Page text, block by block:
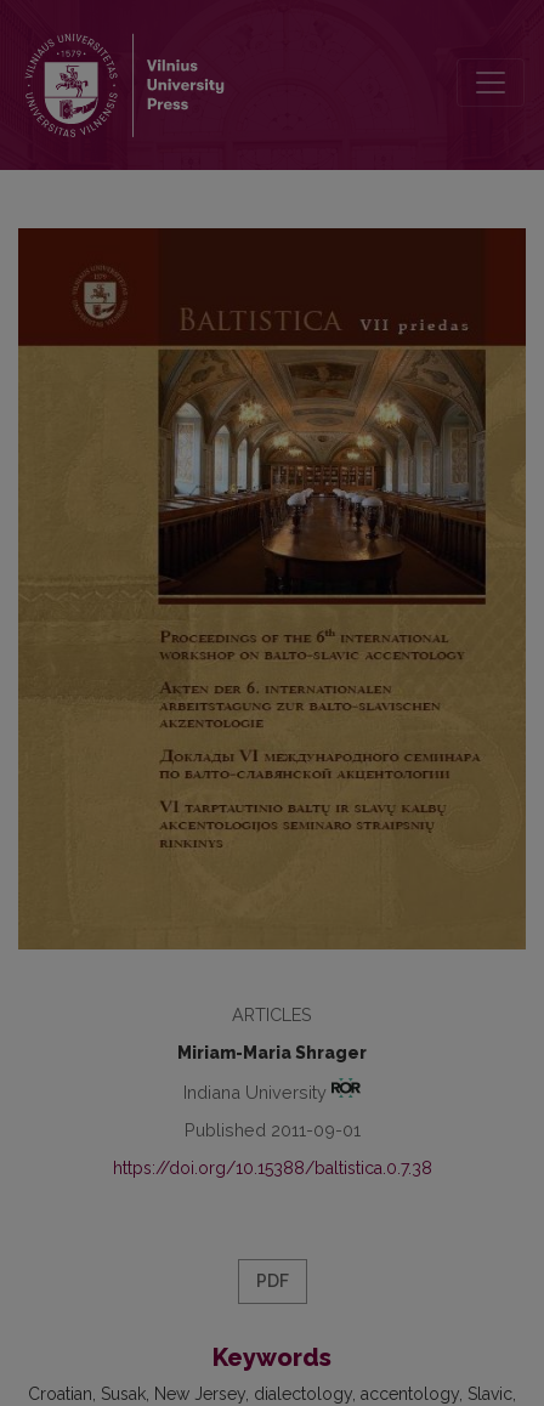
ARTICLES
Miriam-Maria Shrager
Indiana University
Published 2011-09-01
https://doi.org/10.15388/baltistica.0.7.38
PDF
Keywords
Croatian Susak New Jersey dialectology accentology Slavic